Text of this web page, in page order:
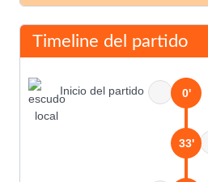
Timeline del partido
Inicio del partido 0'
33'